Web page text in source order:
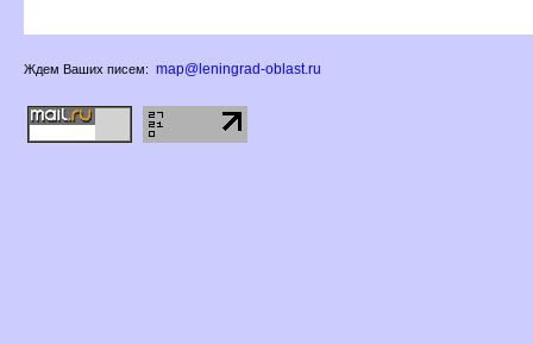
Ждем Ваших писем: map@leningrad-oblast.ru